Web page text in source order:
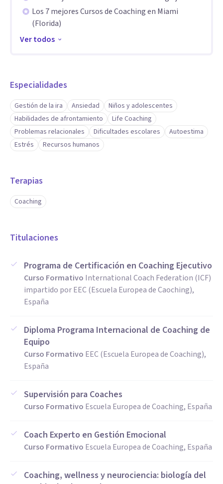
con el desarrollo sostenible de los individuos, los equipos y
las organizaciones.
el desarrollo de personas, equipos y organizaciones. Ser la
mejor opción para ampliar tu futuro.
--
Valores. Coherencia, sostenibilidad, excelencia y
valentía y la capacidad de emprender. Nuestro legado, un
mundo más humano.
Los 7 mejores Cursos de Coaching en Miami
(Florida)
Ver todos
Especialidades
Gestión de la ira Ansiedad
Niños y adolescentes
Habilidades de afrontamiento
Life Coaching
Problemas relacionales
Dificultades escolares
Autoestima
Estrés
Recursos humanos
Terapias
Coaching
Titulaciones
Programa de Certificación en Coaching Ejecutivo
Curso Formativo International Coach Federation (ICF)
impartido por EEC (Escuela Europea de Caoching),
España
Diploma Programa Internacional de Coaching de
Equipo
Curso Formativo EEC (Escuela Europea de Coaching),
España
Supervisión para Coaches
Curso Formativo Escuela Europea de Coaching, España
Coach Experto en Gestión Emocional
Curso Formativo Escuela Europea de Coaching, España
Coaching, wellness y neurociencia: biología del